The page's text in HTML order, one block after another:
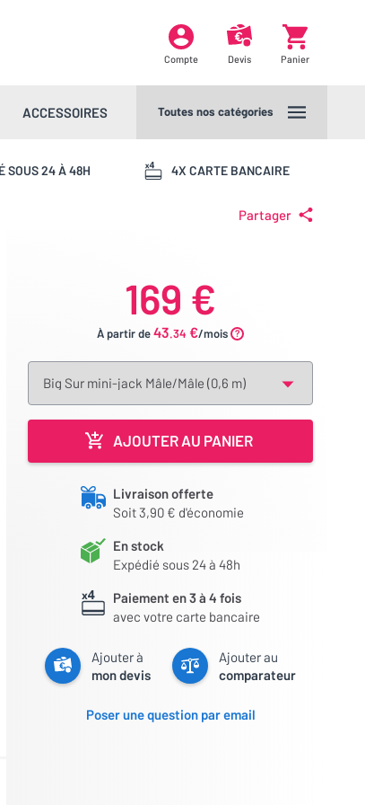
Compte Devis Panier
ACCESSOIRES Toutes nos catégories
SOUS 24 À 48H 4X CARTE BANCAIRE
Partager
169 €
À partir de43.34 €/mois
AJOUTER AU PANIER
Livraison offerte
Soit 3,90 € d'économie
En stock
Expédié sous 24 à 48h
Paiement en 3 à 4 fois
avec votre carte bancaire
Ajouter à
mon devis
Ajouter au
comparateur
Poser une question par email